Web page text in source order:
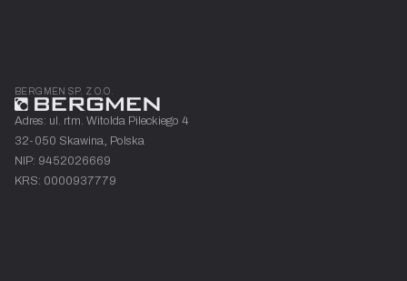
BERGMEN SP. Z O.O.
Adres: ul. rtm. Witolda Pileckiego 4
32-050 Skawina, Polska
NIP: 9452026669
KRS: 0000937779